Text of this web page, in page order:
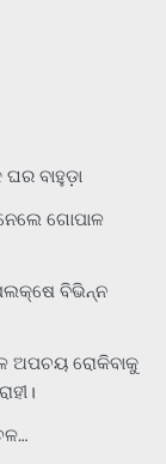
ବାହୁଡ଼ା
ଗୋପାଳ
ବିଭିନ୍ନ
ଅପଚୟ ରୋକିବାକୁ